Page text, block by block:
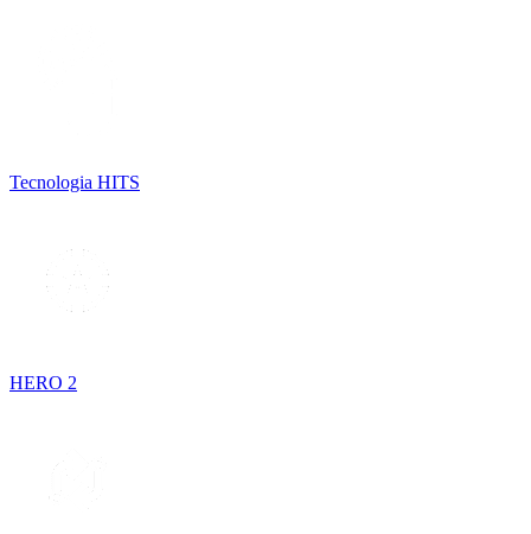
Tecnologia HITS
HERO 2